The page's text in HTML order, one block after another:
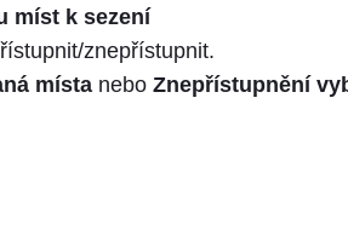
míst k sezení
znepřístupnit.
místa nebo Znepřístupnění